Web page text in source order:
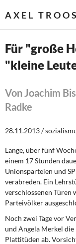
AXEL
Startseite
Themen
Steuer- und
Öffentliche
Eurokrise und
DIE LINKE
Für "große
"kleine
Von Joachim
Radke
28.11.2013 /
Lange, über fünf
einem 17 Stunden
Unionsparteien und
verabreden. Ein
verschlossenen Türen
Parteivölker
Noch zwei Tage vor
und Angela Merkel
Plattitüden ab.